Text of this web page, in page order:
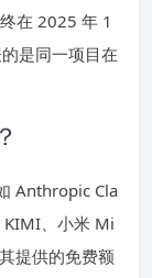
在 2025 年 1
是同一项目在
Anthropic Cla
KIMI、小米 Mi
提供的免费额